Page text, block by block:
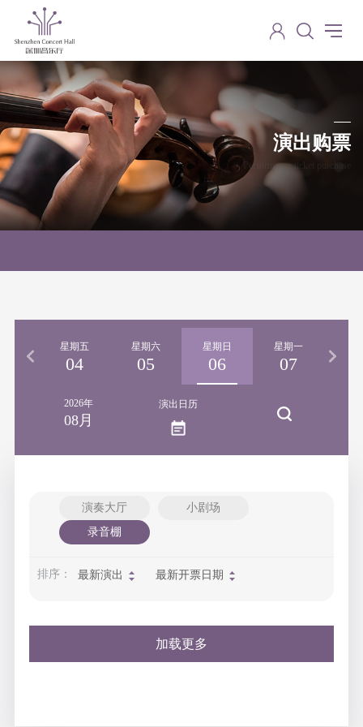
演出购票
Performance ticket purchase
星期五
04
星期六
05
星期日
06
星期一
07
2026年
08月
演出日历
演奏大厅
小剧场
录音棚
排序： 最新演出 最新开票日期
加载更多